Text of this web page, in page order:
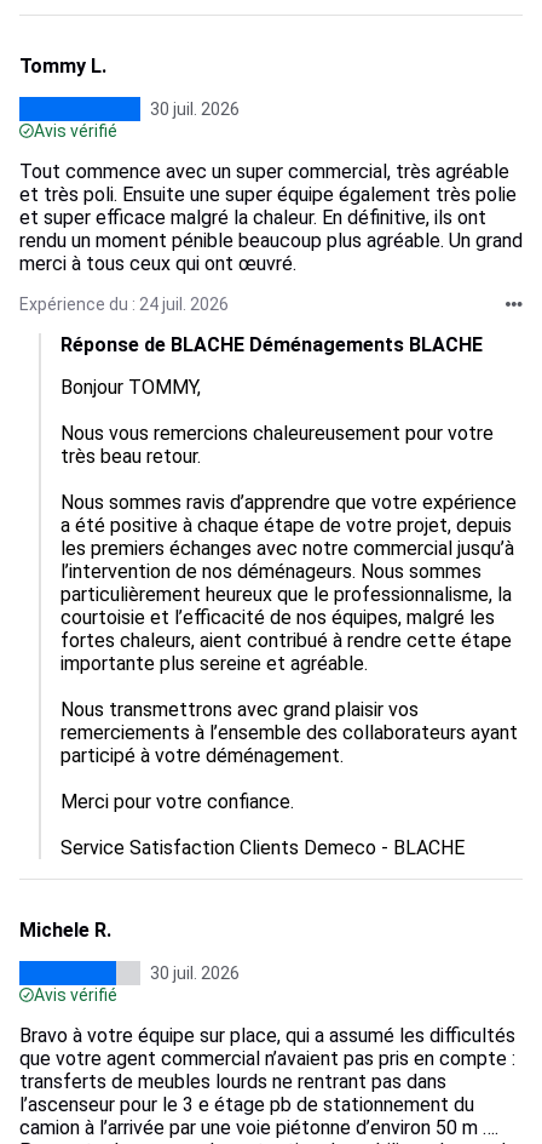
Tommy L.
30 juil. 2026
Avis vérifié
Tout commence avec un super commercial, très agréable
et très poli. Ensuite une super équipe également très polie
et super efficace malgré la chaleur. En définitive, ils ont
rendu un moment pénible beaucoup plus agréable. Un grand
merci à tous ceux qui ont œuvré.
Expérience du : 24 juil. 2026
Réponse de BLACHE Déménagements BLACHE
Bonjour TOMMY,
Nous vous remercions chaleureusement pour votre
très beau retour.
Nous sommes ravis d’apprendre que votre expérience
a été positive à chaque étape de votre projet, depuis
les premiers échanges avec notre commercial jusqu’à
l’intervention de nos déménageurs. Nous sommes
particulièrement heureux que le professionnalisme, la
courtoisie et l’efficacité de nos équipes, malgré les
fortes chaleurs, aient contribué à rendre cette étape
importante plus sereine et agréable.
Nous transmettrons avec grand plaisir vos
remerciements à l’ensemble des collaborateurs ayant
participé à votre déménagement.
Merci pour votre confiance.
Service Satisfaction Clients Demeco - BLACHE
Michele R.
30 juil. 2026
Avis vérifié
Bravo à votre équipe sur place, qui a assumé les difficultés
que votre agent commercial n’avaient pas pris en compte :
transferts de meubles lourds ne rentrant pas dans
l’ascenseur pour le 3 e étage pb de stationnement du
camion à l’arrivée par une voie piétonne d’environ 50 m ….